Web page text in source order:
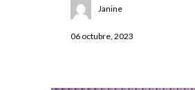
Janine
06 octubre, 2023